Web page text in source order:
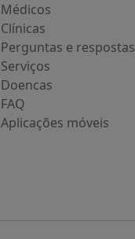
Médicos
Clínicas
Perguntas e respostas
Serviços
Doencas
FAQ
Aplicações móveis